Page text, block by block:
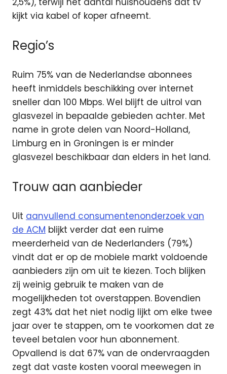
kijkt via kabel of koper afneemt.
Regio’s
Ruim 75% van de Nederlandse abonnees
heeft inmiddels beschikking over internet
sneller dan 100 Mbps. Wel blijft de uitrol van
glasvezel in bepaalde gebieden achter. Met
name in grote delen van Noord-Holland,
Limburg en in Groningen is er minder
glasvezel beschikbaar dan elders in het land.
Trouw aan aanbieder
Uit aanvullend consumentenonderzoek van
de ACM blijkt verder dat een ruime
meerderheid van de Nederlanders (79%)
vindt dat er op de mobiele markt voldoende
aanbieders zijn om uit te kiezen. Toch blijken
zij weinig gebruik te maken van de
mogelijkheden tot overstappen. Bovendien
zegt 43% dat het niet nodig lijkt om elke twee
jaar over te stappen, om te voorkomen dat ze
teveel betalen voor hun abonnement.
Opvallend is dat 67% van de ondervraagden
zegt dat vaste kosten vooral meewegen in